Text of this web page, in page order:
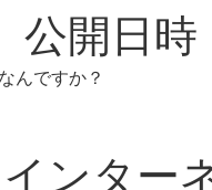
公開日
んですか？
ンター